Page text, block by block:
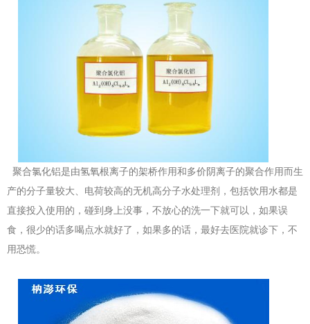
聚合氯化铝是由氢氧根离子的架桥作用和多价阴离子的聚合作用而生
产的分子量较大、电荷较高的无机高分子水处理剂，包括饮用水都是
直接投入使用的，碰到身上没事，不放心的洗一下就可以，如果误
食，很少的话多喝点水就好了，如果多的话，最好去医院就诊下，不
用恐慌。